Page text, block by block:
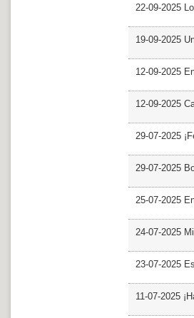
22-09-2025
19-09-2025
12-09-2025
12-09-2025
29-07-2025
29-07-2025
25-07-2025
24-07-2025
23-07-2025
11-07-2025